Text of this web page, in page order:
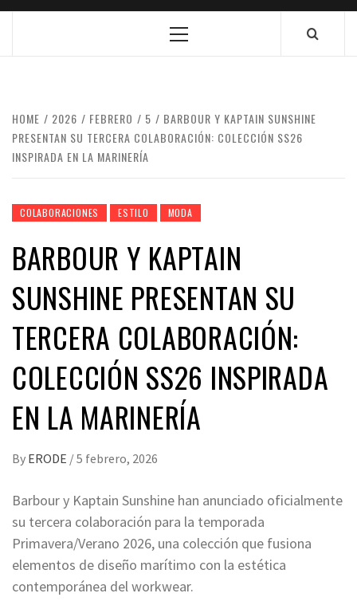
HOME 2026 FEBRERO 5
BARBOUR Y KAPTAIN SUNSHINE
PRESENTAN SU TERCERA COLABORACIÓN: COLECCIÓN SS26
INSPIRADA EN LA MARINERÍA
COLABORACIONES ESTILO MODA
BARBOUR Y KAPTAIN
SUNSHINE PRESENTAN SU
TERCERA COLABORACIÓN:
COLECCIÓN SS26 INSPIRADA
EN LA MARINERÍA
By ERODE /5 febrero, 2026
Barbour y Kaptain Sunshine han anunciado oficialmente
su tercera colaboración para la temporada
Primavera/Verano 2026, una colección que fusiona
elementos de diseño marítimo con la estética
contemporánea del workwear.